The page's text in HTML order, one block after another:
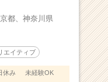
都、 神奈川県
エイティブ
休み
未経験OK